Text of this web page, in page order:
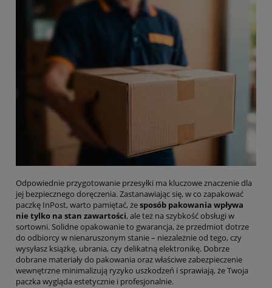
Odpowiednie przygotowanie przesyłki ma kluczowe znaczenie dla
jej bezpiecznego doręczenia. Zastanawiając się, w co zapakować
paczkę InPost, warto pamiętać, żesposób pakowania wpływa
nie tylko na stan zawartości, ale też na szybkość obsługi w
sortowni. Solidne opakowanie to gwarancja, że przedmiot dotrze
do odbiorcy w nienaruszonym stanie – niezależnie od tego, czy
wysyłasz książkę, ubrania, czy delikatną elektronikę. Dobrze
dobrane materiały do pakowania oraz właściwe zabezpieczenie
wewnętrzne minimalizują ryzyko uszkodzeń i sprawiają, że Twoja
paczka wygląda estetycznie i profesjonalnie.